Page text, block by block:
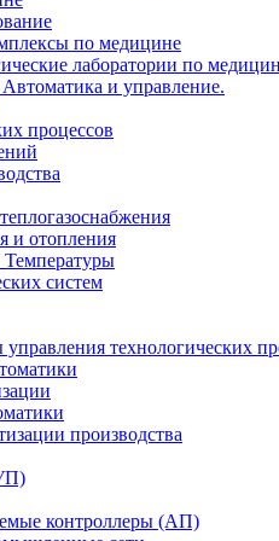
по медицине
лаборатории по
и управление.
процессов
и отопления
Температуры
систем
технологических
производства
контроллеры (АП)